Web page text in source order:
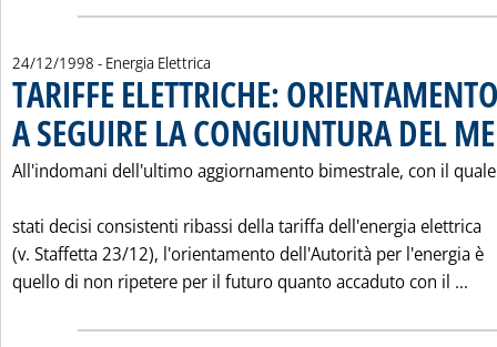
24/12/1998 - Energia Elettrica
TARIFFE ELETTRICHE:
A SEGUIRE LA CONGIUNTURA DEL
All'indomani dell'ultimo aggiornamento bimestrale, con il
stati decisi consistenti ribassi della tariffa dell'energia elettrica
(v. Staffetta 23/12), l'orientamento dell'Autorità per l'energia è
quello di non ripetere per il futuro quanto accaduto con il ...